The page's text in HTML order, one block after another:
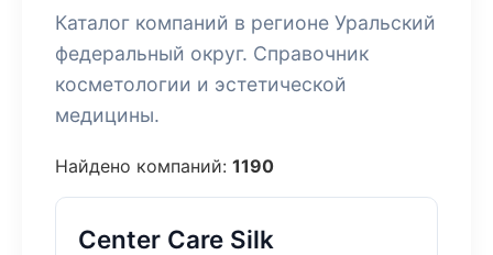
Каталог компаний в регионе Уральский
федеральный округ. Справочник
косметологии и эстетической
медицины.
Найдено компаний: 1190
Center Care Silk